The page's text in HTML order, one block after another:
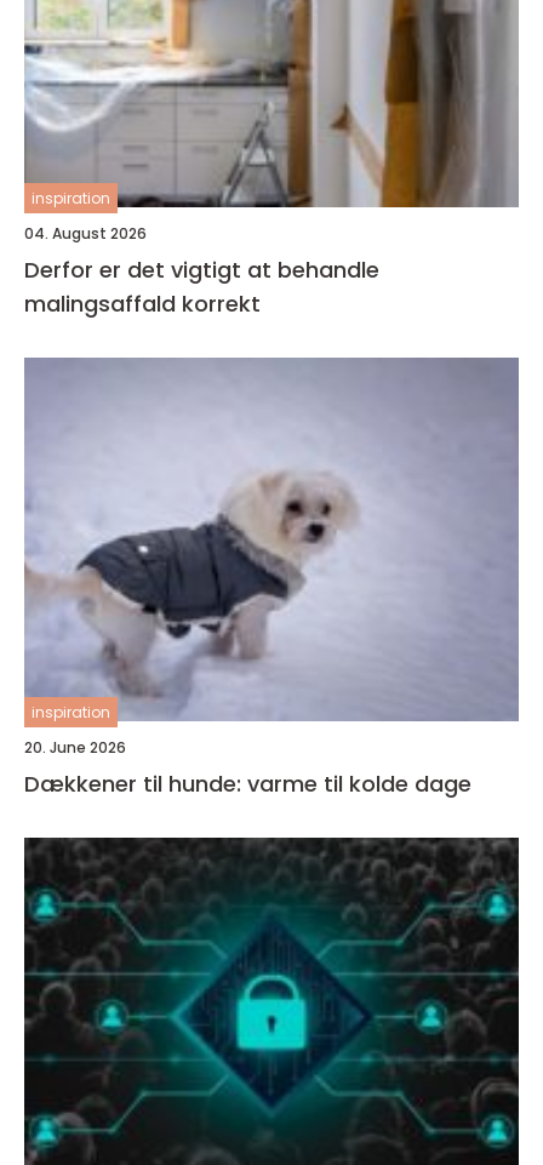
inspiration
04. August 2026
Derfor er det vigtigt at behandle
malingsaffald korrekt
inspiration
20. June 2026
Dækkener til hunde: varme til kolde dage